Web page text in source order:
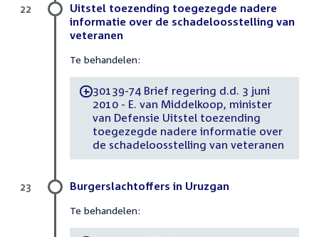
Uitstel toezending toegezegde nadere
informatie over de schadeloosstelling van
veteranen
Te behandelen:
-30139-74 Brief regering d.d. 3 juni
2010 - E. van Middelkoop, minister
van Defensie Uitstel toezending
toegezegde nadere informatie over
de schadeloosstelling van veteranen
22
Burgerslachtoffers in Uruzgan
Te behandelen:
23